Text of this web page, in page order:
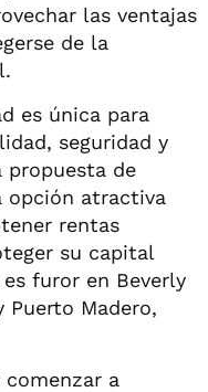
las ventajas
de la
es única para
seguridad y
propuesta de
opción atractiva
rentas
su capital
furor en Beverly
Puerto Madero,
comenzar a